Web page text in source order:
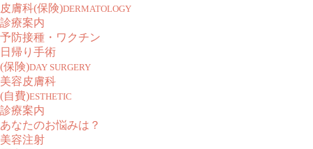
皮膚科(保険)DERMATOLOGY
診療案内
予防接種・ワクチン
日帰り手術
(保険)DAY SURGERY
美容皮膚科
(自費)ESTHETIC
診療案内
あなたのお悩みは？
美容注射